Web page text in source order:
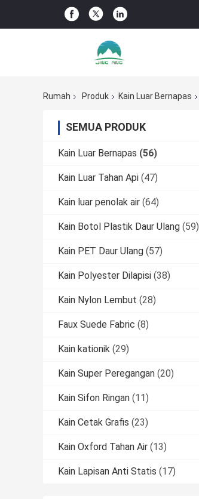
Rumah
Produk Kain Luar Bernapas
SEMUA PRODUK
Kain Luar Bernapas (56)
Kain Luar Tahan Api (47)
Kain luar penolak air (64)
Kain Botol Plastik Daur Ulang (59)
Kain PET Daur Ulang (57)
Kain Polyester Dilapisi (38)
Kain Nylon Lembut (28)
Faux Suede Fabric (8)
Kain kationik (29)
Kain Super Peregangan (20)
Kain Sifon Ringan (11)
Kain Cetak Grafis (23)
Kain Oxford Tahan Air (13)
Kain Lapisan Anti Statis (17)